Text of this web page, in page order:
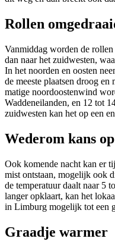
Rollen
Vanmiddag worden de
dan naar het zuidwesten,
In het noorden en oosten
de meeste plaatsen droog
matige noordoostenwind
Waddeneilanden, en 12 tot
zuidwesten kan het op een
Wederom kans
Ook komende nacht kan er
mist ontstaan, mogelijk ook
de temperatuur daalt naar 5
langer opklaart, kan het
in Limburg mogelijk tot een
Graadje warmer